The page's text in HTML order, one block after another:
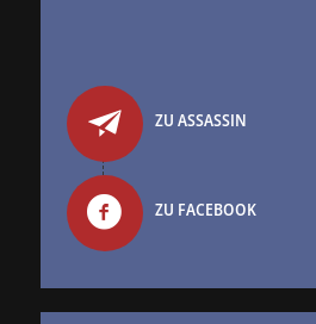
ZU ASSASSIN
ZU FACEBOOK